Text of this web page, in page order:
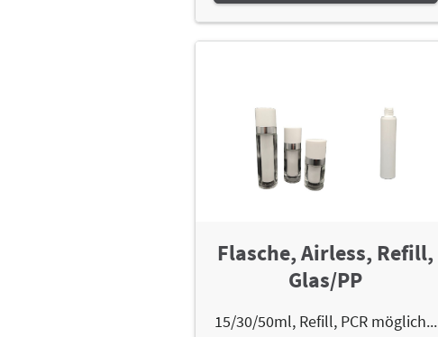
Flasche, Airless, Refill,
Glas/PP
15/30/50ml, Refill, PCR möglich...